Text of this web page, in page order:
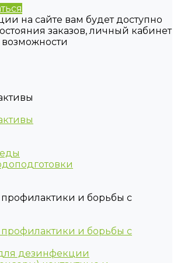
на сайте вам будет доступно
заказов, личный кабинет
и борьбы с
и борьбы с
дезинфекции